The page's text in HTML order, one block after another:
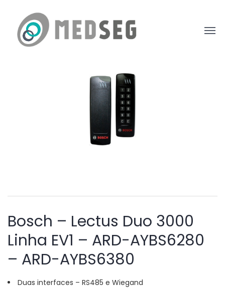
Bosch – Lectus Duo 3000
Linha EV1 – ARD-AYBS6280
– ARD-AYBS6380
Duas interfaces – RS485 e Wiegand